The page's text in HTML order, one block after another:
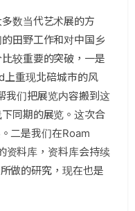
数当代艺术展的方
田野工作和对中国乡
较重要的突破，一是
重现北碚城市的风
我们把展览内容搬到这
同期的展览。这次合
二是我们在Roam
资料库，资料库会持续
做的研究，现在也是